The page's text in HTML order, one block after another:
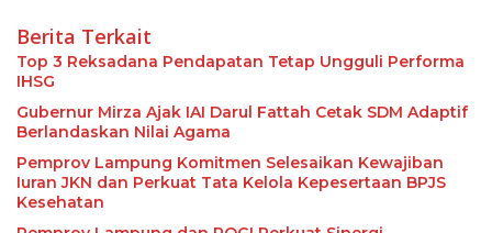
Berita Terkait
Top 3 Reksadana Pendapatan Tetap Ungguli Performa
IHSG
Gubernur Mirza Ajak IAI Darul Fattah Cetak SDM Adaptif
Berlandaskan Nilai Agama
Pemprov Lampung Komitmen Selesaikan Kewajiban
Iuran JKN dan Perkuat Tata Kelola Kepesertaan BPJS
Kesehatan